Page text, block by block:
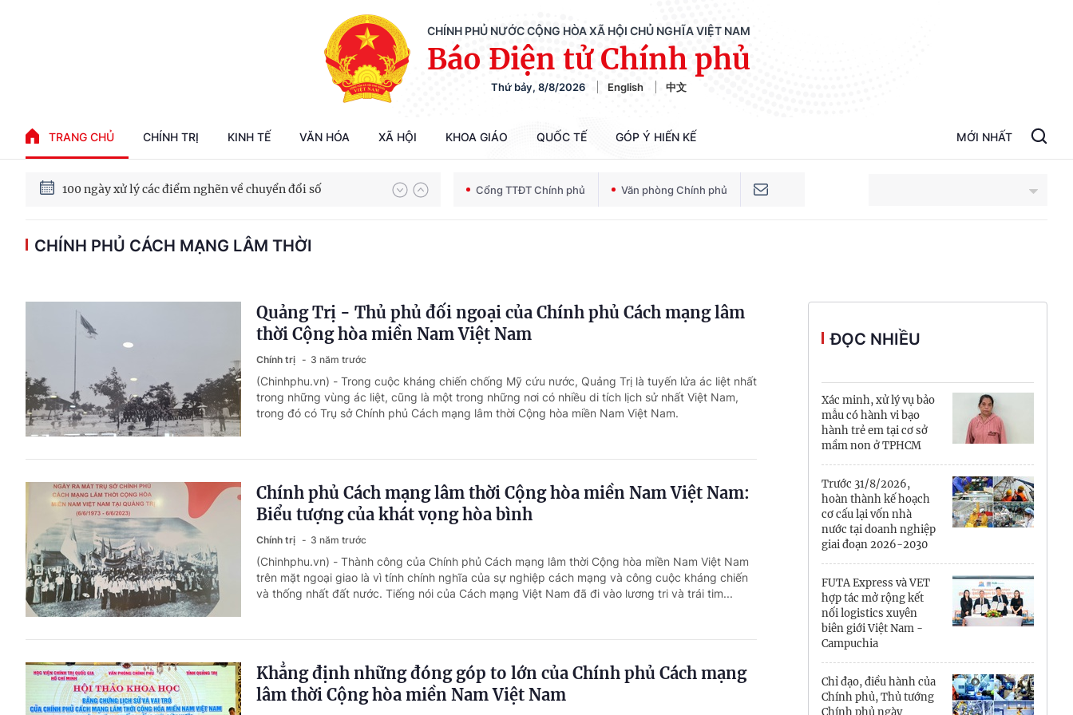
CHÍNH PHỦ NƯỚC CỘNG HÒA XÃ HỘI CHỦ NGHĨA VIỆT NAM
Báo Điện tử Chính phủ
Thứ bảy, 8/8/2026 English 中文
TRANG CHỦ CHÍNH TRỊ KINH TẾ VĂN HÓA XÃ HỘI KHOA GIÁO QUỐC TẾ GÓP Ý HIẾN KẾ MỚI NHẤT
100 ngày xử lý các điểm nghẽn về chuyển đổi số
Phát triển nhà ở cho thuê - Trụ cột chiến lược, lâu dài
Chiến dịch 500 ngày đêm tìm kiếm, quy tập và xác định danh tính hài cốt liệt sĩ
Cổng TTĐT Chính phủ Văn phòng Chính phủ
Cần Thơ
Điện Biên
Đắk Lắk
Đồng Nai
Đồng Tháp
Gia Lai
Hà Nội
Hồ Chí Minh
Hà Tĩnh
CHÍNH PHỦ CÁCH MẠNG LÂM THỜI
Quảng Trị - Thủ phủ đối ngoại của Chính phủ Cách mạng lâm
thời Cộng hòa miền Nam Việt Nam
Chính trị 3 năm trước
(Chinhphu.vn) - Trong cuộc kháng chiến chống Mỹ cứu nước, Quảng Trị là tuyến lửa ác liệt nhất
trong những vùng ác liệt, cũng là một trong những nơi có nhiều di tích lịch sử nhất Việt Nam,
trong đó có Trụ sở Chính phủ Cách mạng lâm thời Cộng hòa miền Nam Việt Nam.
Chính phủ Cách mạng lâm thời Cộng hòa miền Nam Việt Nam:
Biểu tượng của khát vọng hòa bình
Chính trị 3 năm trước
(Chinhphu.vn) - Thành công của Chính phủ Cách mạng lâm thời Cộng hòa miền Nam Việt Nam
trên mặt ngoại giao là vì tính chính nghĩa của sự nghiệp cách mạng và công cuộc kháng chiến
và thống nhất đất nước. Tiếng nói của Cách mạng Việt Nam đã đi vào lương tri và trái tim...
Khẳng định những đóng góp to lớn của Chính phủ Cách mạng
lâm thời Cộng hòa miền Nam Việt Nam
ĐỌC NHIỀU
Xác minh, xử lý vụ bảo
mẫu có hành vi bạo
hành trẻ em tại cơ sở
mầm non ở TPHCM
Trước 31/8/2026,
hoàn thành kế hoạch
cơ cấu lại vốn nhà
nước tại doanh nghiệp
giai đoạn 2026-2030
FUTA Express và VET
hợp tác mở rộng kết
nối logistics xuyên
biên giới Việt Nam -
Campuchia
Chỉ đạo, điều hành của
Chính phủ, Thủ tướng
Chính phủ ngày